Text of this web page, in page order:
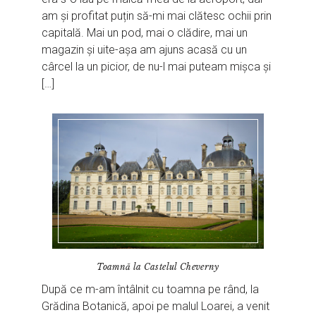
am și profitat puțin să-mi mai clătesc ochii prin
capitală. Mai un pod, mai o clădire, mai un
magazin și uite-așa am ajuns acasă cu un
cârcel la un picior, de nu-l mai puteam mișca și
[…]
Toamnă la Castelul Cheverny
După ce m-am întâlnit cu toamna pe rând, la
Grădina Botanică, apoi pe malul Loarei, a venit